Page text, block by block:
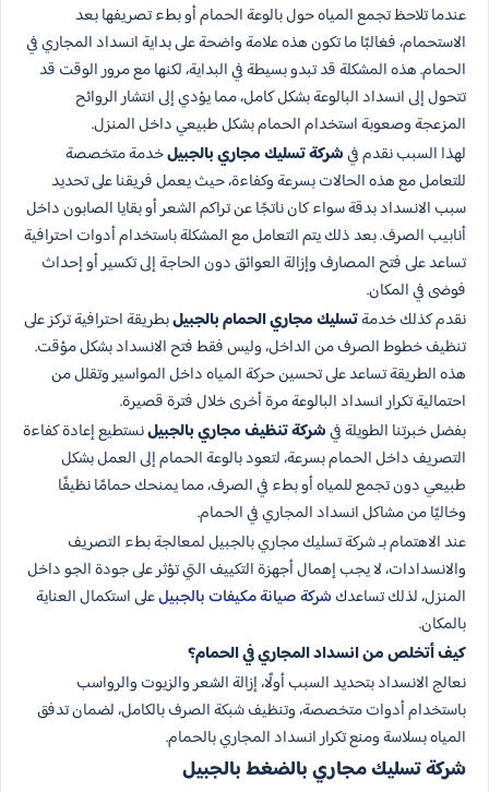
عندما تلاحظ تجمع المياه حول بالوعة الحمام أو بطء تصريفها بعد
الاستحمام، فغالبًا ما تكون هذه علامة واضحة على بداية انسداد المجاري في
الحمام. هذه المشكلة قد تبدو بسيطة في البداية، لكنها مع مرور الوقت قد
تتحول إلى انسداد البالوعة بشكل كامل، مما يؤدي إلى انتشار الروائح
المزعجة وصعوبة استخدام الحمام بشكل طبيعي داخل المنزل.
لهذا السبب نقدم فيشركة تسليك مجاري بالجبيلخدمة متخصصة
للتعامل مع هذه الحالات بسرعة وكفاءة، حيث يعمل فريقنا على تحديد
سبب الانسداد بدقة سواء كان ناتجًا عن تراكم الشعر أو بقايا الصابون داخل
أنابيب الصرف. بعد ذلك يتم التعامل مع المشكلة باستخدام أدوات احترافية
تساعد على فتح المصارف وإزالة العوائق دون الحاجة إلى تكسير أو إحداث
فوضى في المكان.
نقدم كذلك خدمةتسليك مجاري الحمام بالجبيلبطريقة احترافية تركز على
تنظيف خطوط الصرف من الداخل، وليس فقط فتح الانسداد بشكل مؤقت.
هذه الطريقة تساعد على تحسين حركة المياه داخل المواسير وتقلل من
احتمالية تكرار انسداد البالوعة مرة أخرى خلال فترة قصيرة.
بفضل خبرتنا الطويلة فيشركة تنظيف مجاري بالجبيلنستطيع إعادة كفاءة
التصريف داخل الحمام بسرعة، لتعود بالوعة الحمام إلى العمل بشكل
طبيعي دون تجمع للمياه أو بطء في الصرف، مما يمنحك حمامًا نظيفًا
وخاليًا من مشاكل انسداد المجاري في الحمام.
عند الاهتمام بـ شركة تسليك مجاري بالجبيل لمعالجة بطء التصريف
والانسدادات، لا يجب إهمال أجهزة التكييف التي تؤثر على جودة الجو داخل
المنزل، لذلك تساعدك شركة صيانة مكيفات بالجبيلعلى استكمال العناية
بالمكان.
كيف أتخلص من انسداد المجاري في الحمام؟
نعالج الانسداد بتحديد السبب أولًا، إزالة الشعر والزيوت والرواسب
باستخدام أدوات متخصصة، وتنظيف شبكة الصرف بالكامل، لضمان تدفق
المياه بسلاسة ومنع تكرار انسداد المجاري بالحمام.
شركة تسليك مجاري بالضغط بالجبيل